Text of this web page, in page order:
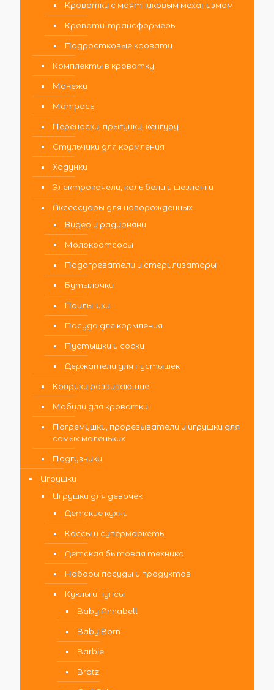
Кроватки с маятниковым механизмом
Кровати-трансформеры
Подростковые кровати
Комплекты в кроватку
Манежи
Матрасы
Переноски, прыгунки, кенгуру
Стульчики для кормления
Ходунки
Электрокачели, колыбели и шезлонги
Аксессуары для новорожденных
Видео и радионяни
Молокоотсосы
Подогреватели и стерилизаторы
Бутылочки
Поильники
Посуда для кормления
Пустышки и соски
Держатели для пустышек
Коврики развивающие
Мобили для кроватки
Погремушки, прорезыватели и игрушки для
самых маленьких
Подгузники
Игрушки
Игрушки для девочек
Детские кухни
Кассы и супермаркеты
Детская бытовая техника
Наборы посуды и продуктов
Куклы и пупсы
Baby Annabell
Baby Born
Barbie
Bratz